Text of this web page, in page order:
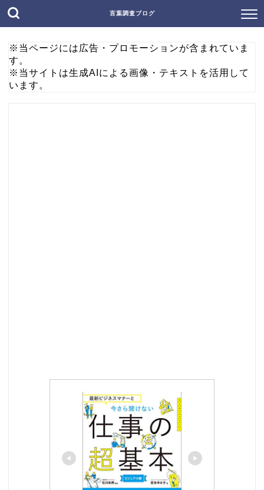
言葉調査ブログ
※当ページには広告・プロモーションが含まれていま
す。
※当サイトは生成AIによる画像・テキストを活用して
います。